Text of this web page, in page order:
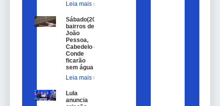
Leia mais »
Sábado(20)
bairros de
João
Pessoa,
Cabedelo e
Conde
ficarão
sem água
Leia mais »
Lula
anuncia